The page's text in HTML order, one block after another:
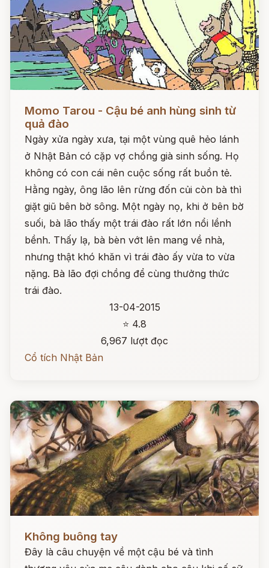
Momo Tarou - Cậu bé anh hùng sinh từ
quả đào
Ngày xửa ngày xưa, tại một vùng quê hẻo lánh
ở Nhật Bản có cặp vợ chồng già sinh sống. Họ
không có con cái nên cuộc sống rất buồn tẻ.
Hằng ngày, ông lão lên rừng đốn củi còn bà thì
giặt giũ bên bờ sông. Một ngày nọ, khi ở bên bờ
suối, bà lão thấy một trái đào rất lớn nổi lềnh
bềnh. Thấy lạ, bà bèn vớt lên mang về nhà,
nhưng thật khó khăn vì trái đào ấy vừa to vừa
nặng. Bà lão đợi chồng để cùng thưởng thức
trái đào.
13-04-2015
⭐ 4.8
6,967 lượt đọc
Cổ tích Nhật Bản
Không buông tay
Đây là câu chuyện về một cậu bé và tình